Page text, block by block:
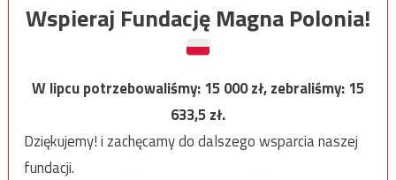
Wspieraj Fundację Magna Polonia!
W lipcu potrzebowaliśmy:15 000zł, zebraliśmy:15
633,5zł.
Dziękujemy! i zachęcamy do dalszego wsparcia naszej
fundacji.